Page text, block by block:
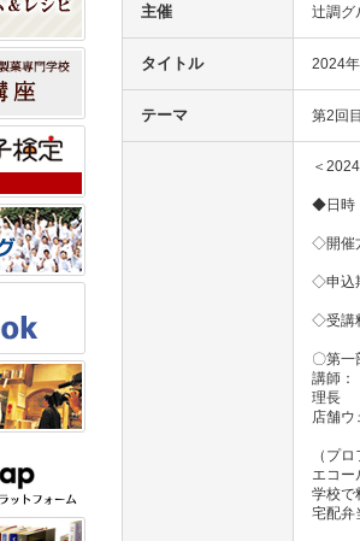
主催 辻調グ
タイトル 2024
テーマ 第2回
＜
◆日時
◇開催
◇申込
◇受講
〇第
講師
理長
店舗
（プ
エコー
学校で
宅配弁